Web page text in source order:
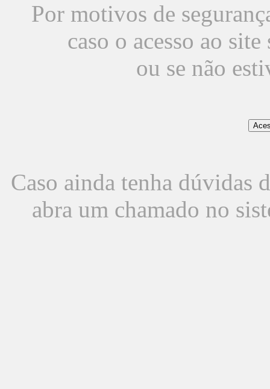
Por motivos de
caso o acesso ao
ou se não
Caso ainda tenha dúvidas
abra um chamado no